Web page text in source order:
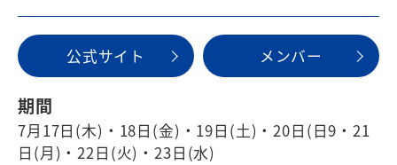
公式サイト メンバー
期間
7月17日(木)・18日(金)・19日(土)・20日(日9・21
日(月)・22日(火)・23日(水)